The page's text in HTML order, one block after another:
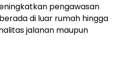
pengawasan
di luar rumah hingga
jalanan maupun